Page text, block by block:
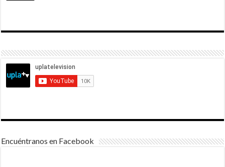
Encuéntranos en Facebook